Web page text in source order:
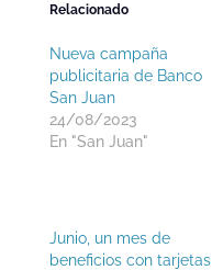
Relacionado
Nueva campaña
publicitaria de Banco
San Juan
24/08/2023
En "San Juan"
Junio, un mes de
beneficios con tarjetas